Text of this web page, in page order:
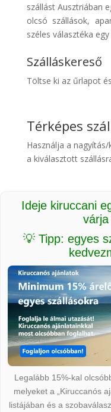
Cars
Transzfer
Kiwi
szállást Ausztriában
olcsó szállások,
széles választéka egy
Szálláskereső
Töltse ki az űrlapot
Térképes
Használja a
a kiválasztott
Ideje kiruccani
💡 Tipp: egyes
Legalább 15%-kal
melyeket a „Kiruccanós
listájában és a